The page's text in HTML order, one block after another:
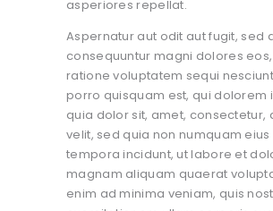
asperiores repellat.
Aspernatur aut odit aut fugit, sed
consequuntur magni dolores
ratione voluptatem sequi
porro quisquam est, qui dolorem
quia dolor sit, amet, consectetur,
velit, sed quia non numquam
tempora incidunt, ut labore et
magnam aliquam quaerat
enim ad minima veniam, quis